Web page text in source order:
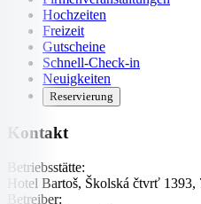
Hochzeiten
Freizeit
Gutscheine
Schnell-Check-in
Neuigkeiten
Reservierung
Kontakt
Betriebsstätte:
Hotel Bartoš, Školská čtvrť
Betreiber: